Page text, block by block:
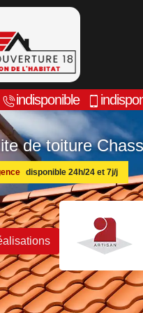
indisponible
de toiture
disponible 24h/24 et 7j/j